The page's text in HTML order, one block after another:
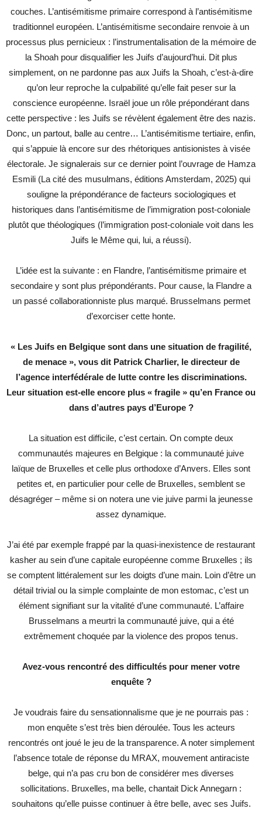
couches. L’antisémitisme primaire correspond à l’antisémitisme
traditionnel européen. L’antisémitisme secondaire renvoie à un
processus plus pernicieux : l’instrumentalisation de la mémoire de
la Shoah pour disqualifier les Juifs d’aujourd’hui. Dit plus
simplement, on ne pardonne pas aux Juifs la Shoah, c’est-à-dire
qu’on leur reproche la culpabilité qu’elle fait peser sur la
conscience européenne. Israël joue un rôle prépondérant dans
cette perspective : les Juifs se révèlent également être des nazis.
Donc, un partout, balle au centre… L’antisémitisme tertiaire, enfin,
qui s’appuie là encore sur des rhétoriques antisionistes à visée
électorale. Je signalerais sur ce dernier point l’ouvrage de Hamza
Esmili (La cité des musulmans, éditions Amsterdam, 2025) qui
souligne la prépondérance de facteurs sociologiques et
historiques dans l’antisémitisme de l’immigration post-coloniale
plutôt que théologiques (l’immigration post-coloniale voit dans les
Juifs le Même qui, lui, a réussi).
L’idée est la suivante : en Flandre, l’antisémitisme primaire et
secondaire y sont plus prépondérants. Pour cause, la Flandre a
un passé collaborationniste plus marqué. Brusselmans permet
d’exorciser cette honte.
« Les Juifs en Belgique sont dans une situation de fragilité,
de menace », vous dit Patrick Charlier, le directeur de
l’agence interfédérale de lutte contre les discriminations.
Leur situation est-elle encore plus « fragile » qu’en France ou
dans d’autres pays d’Europe ?
La situation est difficile, c’est certain. On compte deux
communautés majeures en Belgique : la communauté juive
laïque de Bruxelles et celle plus orthodoxe d’Anvers. Elles sont
petites et, en particulier pour celle de Bruxelles, semblent se
désagréger – même si on notera une vie juive parmi la jeunesse
assez dynamique.
J’ai été par exemple frappé par la quasi-inexistence de restaurant
kasher au sein d’une capitale européenne comme Bruxelles ; ils
se comptent littéralement sur les doigts d’une main. Loin d’être un
détail trivial ou la simple complainte de mon estomac, c’est un
élément signifiant sur la vitalité d’une communauté. L’affaire
Brusselmans a meurtri la communauté juive, qui a été
extrêmement choquée par la violence des propos tenus.
Avez-vous rencontré des difficultés pour mener votre
enquête ?
Je voudrais faire du sensationnalisme que je ne pourrais pas :
mon enquête s’est très bien déroulée. Tous les acteurs
rencontrés ont joué le jeu de la transparence. A noter simplement
l’absence totale de réponse du MRAX, mouvement antiraciste
belge, qui n’a pas cru bon de considérer mes diverses
sollicitations. Bruxelles, ma belle, chantait Dick Annegarn :
souhaitons qu’elle puisse continuer à être belle, avec ses Juifs.